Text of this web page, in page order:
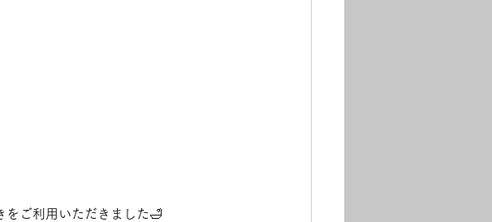
をご利用いただきました🛁